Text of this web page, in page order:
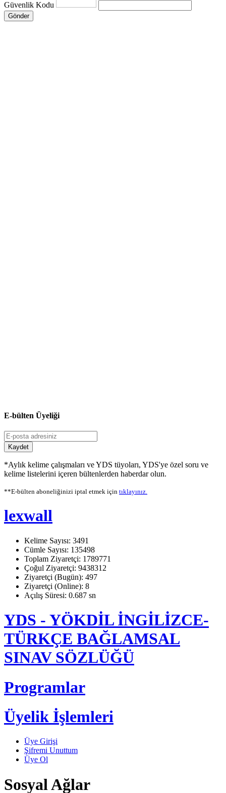
Güvenlik Kodu
Gönder
E-bülten Üyeliği
Kaydet
*Aylık kelime çalışmaları ve YDS tüyoları, YDS'ye özel soru ve
kelime listelerini içeren bültenlerden haberdar olun.
**E-bülten aboneliğinizi iptal etmek için tıklayınız.
lexwall
Kelime Sayısı: 3491
Cümle Sayısı: 135498
Toplam Ziyaretçi: 1789771
Çoğul Ziyaretçi: 9438312
Ziyaretçi (Bugün): 497
Ziyaretçi (Online): 8
Açılış Süresi: 0.687 sn
YDS - YÖKDİL İNGİLİZCE-
TÜRKÇE BAĞLAMSAL
SINAV SÖZLÜĞÜ
Programlar
Üyelik İşlemleri
Üye Girişi
Şifremi Unuttum
Üye Ol
Sosyal Ağlar